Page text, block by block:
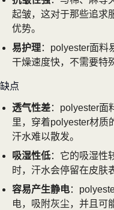
起皱，这对于那些追求
优势。
易护理：polyester面料
干燥速度快，不需要特
缺点
透气性差：polyester面
里，穿着polyester材质
汗水难以散发。
吸湿性低：它的吸湿性
时，汗水会停留在皮肤
容易产生静电：
电，吸附灰尘，并且可